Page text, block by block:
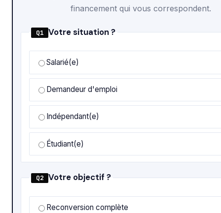
financement qui vous correspondent.
Q1 Votre situation ?
Salarié(e)
Demandeur d'emploi
Indépendant(e)
Étudiant(e)
Q2 Votre objectif ?
Reconversion complète